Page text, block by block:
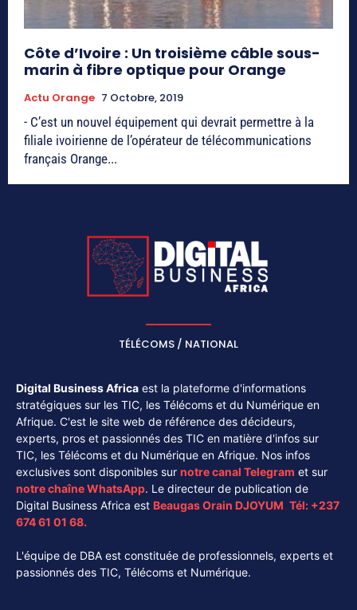
Côte d’Ivoire : Un troisième câble sous-
marin à fibre optique pour Orange
Actu Orange 7 Octobre, 2019
- C’est un nouvel équipement qui devrait permettre à la
filiale ivoirienne de l’opérateur de télécommunications
français Orange...
TÉLÉCOMS / NATIONAL
Digital Business Africa est la plateforme d'informations
stratégiques sur les TIC, les Télécoms et du Numérique en
Afrique. C'est le site web de référence des décideurs,
experts, pros et passionnés des TIC en matière d'infos sur
TIC, les Télécoms et du Numérique en Afrique. Nos infos
exclusives sont disponibles sur notre canal Telegram et sur
notre chaîneWhatsApp. Le directeur de publication de
Digital Business Africa est Beaugas Orain DJOYUM. Tél: +237
674 61 01 68.
L'équipe de DBA est constituée de professionnels, experts et
passionnés des TIC, Télécoms et Numérique.